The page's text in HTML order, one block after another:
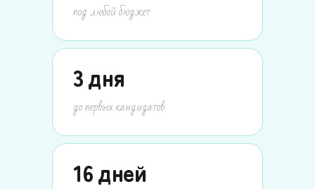
3дня
до первых кандидатов
16дней
под любой бюджет